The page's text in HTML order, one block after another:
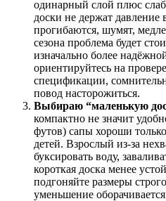
одинарный слой плюс
доски не держат давление
прогибаются, шумят,
сезона проблема будет
изначально более
ориентируйтесь на
спецификации,
повод насторожиться.
Выбираю “маленькую
компактно не значит
футов) сапы хороши
детей. Взрослый из-за
буксировать воду,
короткая доска менее
подгоняйте размеры
уменьшение